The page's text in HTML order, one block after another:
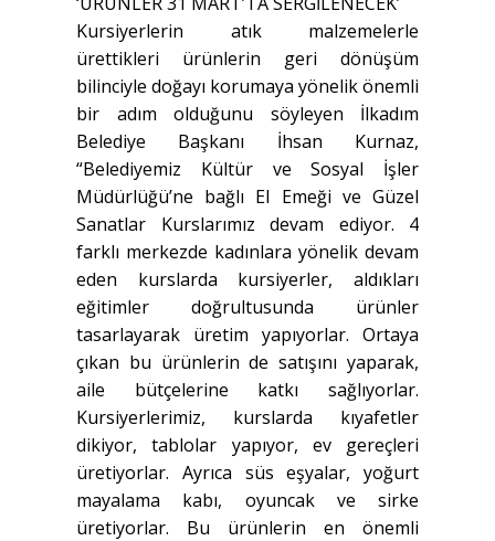
Kursiyerlerin atık malzemelerle
ürettikleri ürünlerin geri dönüşüm
bilinciyle doğayı korumaya yönelik önemli
bir adım olduğunu söyleyen İlkadım
Belediye Başkanı İhsan Kurnaz,
“Belediyemiz Kültür ve Sosyal İşler
Müdürlüğü’ne bağlı El Emeği ve Güzel
Sanatlar Kurslarımız devam ediyor. 4
farklı merkezde kadınlara yönelik devam
eden kurslarda kursiyerler, aldıkları
eğitimler doğrultusunda ürünler
tasarlayarak üretim yapıyorlar. Ortaya
çıkan bu ürünlerin de satışını yaparak,
aile bütçelerine katkı sağlıyorlar.
Kursiyerlerimiz, kurslarda kıyafetler
dikiyor, tablolar yapıyor, ev gereçleri
üretiyorlar. Ayrıca süs eşyalar, yoğurt
mayalama kabı, oyuncak ve sirke
üretiyorlar. Bu ürünlerin en önemli